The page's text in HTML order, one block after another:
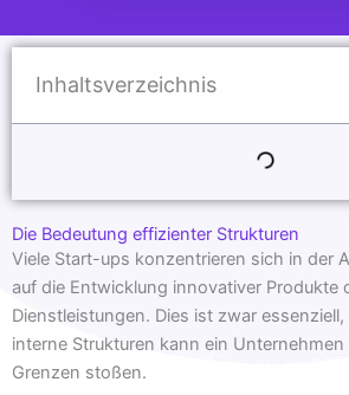
Inhaltsverzeichnis
Die Bedeutung effizienter Strukturen
Viele Start-ups konzentrieren sich in der
auf die Entwicklung innovativer Produkte
Dienstleistungen. Dies ist zwar
interne Strukturen kann ein
Grenzen stoßen.